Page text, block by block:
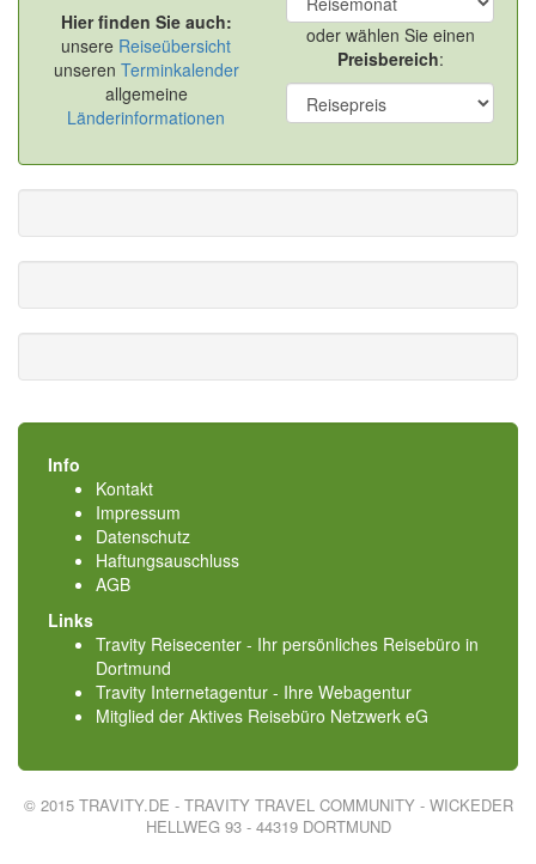
Hier finden Sie auch:
unsere Reiseübersicht
unseren Terminkalender
allgemeine
Länderinformationen
oder wählen Sie einen
Preisbereich:
Info
Kontakt
Impressum
Datenschutz
Haftungsauschluss
AGB
Links
Travity Reisecenter - Ihr persönliches Reisebüro in
Dortmund
Travity Internetagentur - Ihre Webagentur
Mitglied der Aktives Reisebüro Netzwerk eG
© 2015 TRAVITY.DE - TRAVITY TRAVEL COMMUNITY - WICKEDER
HELLWEG 93 - 44319 DORTMUND